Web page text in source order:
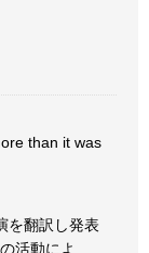
than it was
を翻訳し発表
活動によ